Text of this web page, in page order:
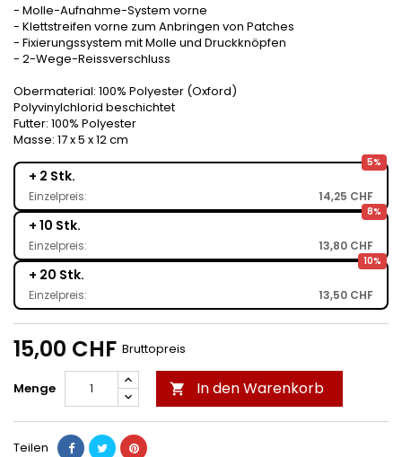
- Molle-Aufnahme-System vorne
- Klettstreifen vorne zum Anbringen von Patches
- Fixierungssystem mit Molle und Druckknöpfen
- 2-Wege-Reissverschluss
Obermaterial: 100% Polyester (Oxford)
Polyvinylchlorid beschichtet
Futter: 100% Polyester
Masse: 17 x 5 x 12 cm
5%
+ 2 Stk.
Einzelpreis: 14,25 CHF
8%
+ 10 Stk.
Einzelpreis: 13,80 CHF
10%
+ 20 Stk.
Einzelpreis: 13,50 CHF
15,00 CHF Bruttopreis
Menge  In den Warenkorb
Teilen